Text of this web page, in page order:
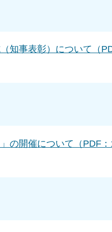
知事表彰）について（
の開催について（PDF：